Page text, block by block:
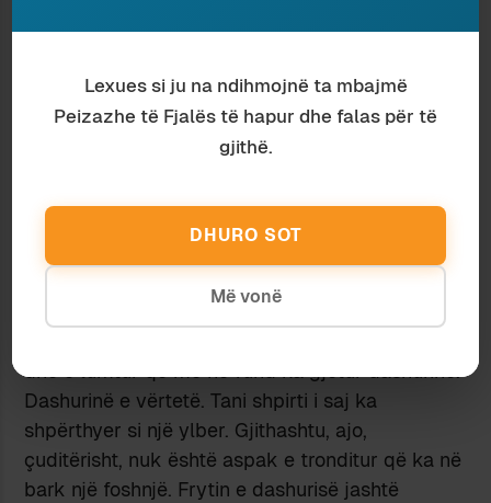
Komedinë Hyjnore. Ajo e dinte që dëshironte
Levinin, megjithatë, e shtyrë nga pasiguria, frika
dhe joshja e tjetrit (Vronskij) i thotë jo
pretendentit të parë, kontit Levin.
fakti se, edhe pse personazhet shpesh
përshkohen nga ndjenja të krishtera, as Vronskij
dhe e lumtur që më në fund ka gjetur dashurinë.
Dashurinë e vërtetë. Tani shpirti i saj ka
shpërthyer si një ylber. Gjithashtu, ajo,
çuditërisht, nuk është aspak e tronditur që ka në
bark një foshnjë. Frytin e dashurisë jashtë
Lexues si ju na ndihmojnë ta mbajmë
Peizazhe të Fjalës të hapur dhe falas për të
gjithë.
DHURO SOT
Më vonë